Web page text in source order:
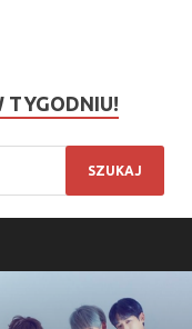
TYGODNIU!